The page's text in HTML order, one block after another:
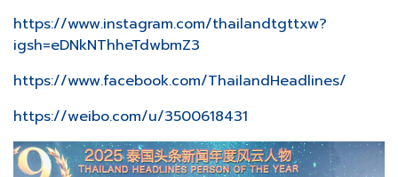
https://www.instagram.com/thailandtgttxw?
igsh=eDNkNThheTdwbmZ3
https://www.facebook.com/ThailandHeadlines/
https://weibo.com/u/3500618431